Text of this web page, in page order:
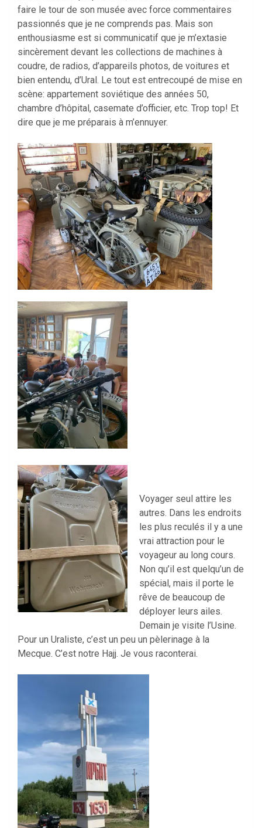
faire le tour de son musée avec force commentaires
passionnés que je ne comprends pas. Mais son
enthousiasme est si communicatif que je m’extasie
sincèrement devant les collections de machines à
coudre, de radios, d’appareils photos, de voitures et
bien entendu, d’Ural. Le tout est entrecoupé de mise en
scène: appartement soviétique des années 50,
chambre d’hôpital, casemate d’officier, etc. Trop top! Et
dire que je me préparais à m’ennuyer.
Voyager seul attire les
autres. Dans les endroits
les plus reculés il y a une
vrai attraction pour le
voyageur au long cours.
Non qu’il est quelqu’un de
spécial, mais il porte le
rêve de beaucoup de
déployer leurs ailes.
Demain je visite l’Usine.
Pour un Uraliste, c’est un peu un pèlerinage à la
Mecque. C’est notre Hajj. Je vous raconterai.